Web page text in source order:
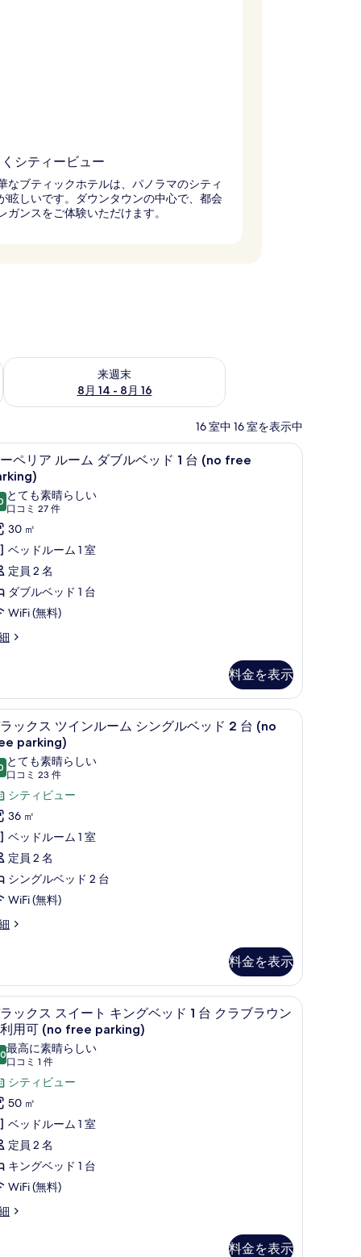
シティービュー
なブティックホテルは、パノラマのシティ
眩しいです。ダウンタウンの中心で、都会
ガンスをご体験いただけます。
ク
来週末
8月 14 - 8月 16
来週末 8月 14 - 8月 16 の空室状況をチェック
16 室中 16 室を表示中
高級寝具、ミニバー、セーフティボックス (
11ペリア ルーム ダブルベッド 1 台 (no free
点中 9.0
とても素晴らしい
口コミ 27 件
(口
コ
ミ
27
件)
30 ㎡
ベッドルーム 1 室
定員 2 名
ダブルベッド 1 台
WiFi (無料)
料金を表示
高級寝具、ミニバー、セーフティボックス (
9 ックス ツインルーム シングルベッド 2 台 (no
parking)
点中 9.0
とても素晴らしい
口コミ 23 件
(口
コ
ミ
23
件)
シティビュー
36 ㎡
ベッドルーム 1 室
定員 2 名
シングルベッド 2 台
WiFi (無料)
料金を表示
free parking) | 高級寝具、ミニバー、セーフティボックス (室内)、デスク
デラックス スイート キングベッド 1 台 ク
12ックス スイート キングベッド 1 台 クラブラウン
用可 (no free parking)
点中 10.0
最高に素晴らしい
口コミ 1 件
(口
コ
ミ
件)
シティビュー
50 ㎡
ベッドルーム 1 室
定員 2 名
キングベッド 1 台
WiFi (無料)
料金を表示